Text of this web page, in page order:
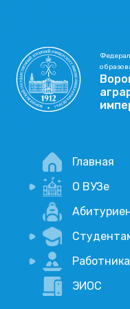
Главная
О ВУЗе
Новости
Учебный
Научная
Портал
Внимание,
ЭИОС